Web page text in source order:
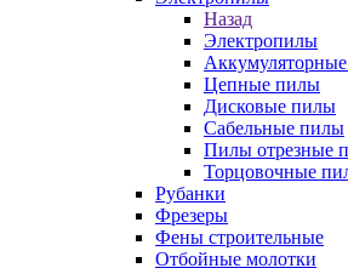
Назад
Электропилы
Цепные пилы
Дисковые пилы
Сабельные пилы
Пилы отрезные
Торцовочные
Рубанки
Фрезеры
Фены строительные
Отбойные молотки